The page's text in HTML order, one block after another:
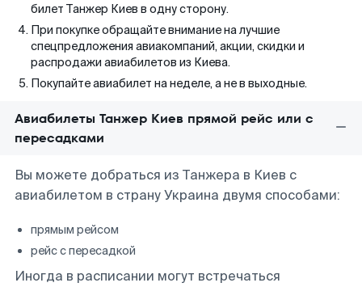
билет Танжер Киев в одну сторону.
При покупке обращайте внимание на лучшие
спецпредложения авиакомпаний, акции, скидки и
распродажи авиабилетов из Киева.
Покупайте авиабилет на неделе, а не в выходные.
Авиабилеты Танжер Киев прямой рейс или с
пересадками
Вы можете добраться из Танжера в Киев с
авиабилетом в страну Украина двумя способами:
прямым рейсом
рейс с пересадкой
Иногда в расписании могут встречаться